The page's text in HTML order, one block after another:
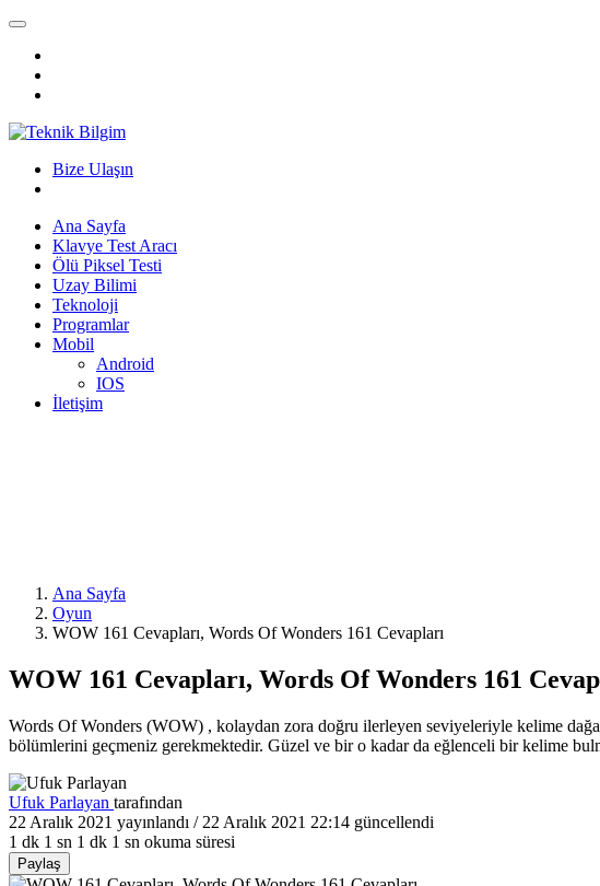
Bize Ulaşın
Ana Sayfa
Klavye Test Aracı
Ölü Piksel Testi
Uzay Bilimi
Teknoloji
Programlar
Mobil
Android
IOS
İletişim
Ana Sayfa
Oyun
WOW 161 Cevapları, Words Of Wonders 161 Cevapları
WOW 161 Cevapları, Words Of Wonders 161
Words Of Wonders (WOW) , kolaydan zora doğru ilerleyen seviyeleriyle kelime
bölümlerini geçmeniz gerekmektedir. Güzel ve bir o kadar da eğlenceli bir kelime
Ufuk Parlayan tarafından
22 Aralık 2021 yayınlandı / 22 Aralık 2021 22:14 güncellendi
1 dk 1 sn 1 dk 1 sn okuma süresi
Paylaş